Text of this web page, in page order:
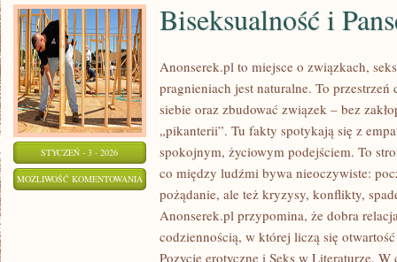
STYCZEŃ - 3 - 2026
MOŻLIWOŚĆ KOMENTOWANIA BISEKSUALNOŚĆ
PANSEKSUALNOŚĆ
Biseksualność i
Anonserek.pl to miejsce o związkach,
pragnieniach jest naturalne. To
siebie oraz zbudować związek – bez
„pikanterii”. Tu fakty spotykają się z
spokojnym, życiowym podejściem. To
co między ludźmi bywa nieoczywiste:
pożądanie, ale też kryzysy, konflikty,
Anonserek.pl przypomina, że dobra
codziennością, w której liczą się
Pozycje erotyczne i Seks w Literaturze.